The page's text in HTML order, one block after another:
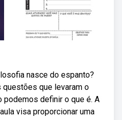
nasce do espanto?
que levaram o
podemos definir o que é. A
visa proporcionar uma